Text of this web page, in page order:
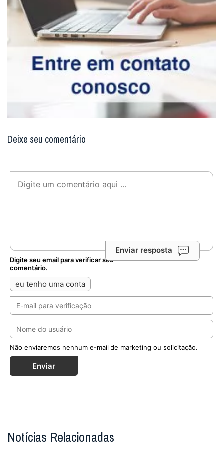
Deixe seu comentário
Enviar resposta
Digite seu email para verificar seu
comentário.
eu tenho uma conta
Não enviaremos nenhum e-mail de marketing ou solicitação.
Enviar
Notícias Relacionadas